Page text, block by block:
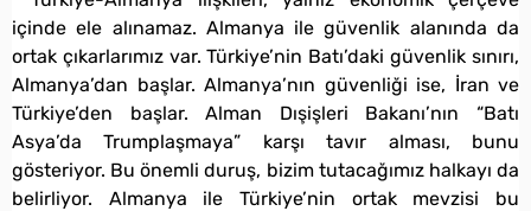
içinde ele alınamaz. Almanya ile güvenlik alanında da
ortak çıkarlarımız var. Türkiye’nin Batı’daki güvenlik sınırı,
Almanya’dan başlar. Almanya’nın güvenliği ise, İran ve
Türkiye’den başlar. Alman Dışişleri Bakanı’nın “Batı
Asya’da Trumplaşmaya” karşı tavır alması, bunu
gösteriyor. Bu önemli duruş, bizim tutacağımız halkayı da
belirliyor. Almanya ile Türkiye’nin ortak mevzisi bu